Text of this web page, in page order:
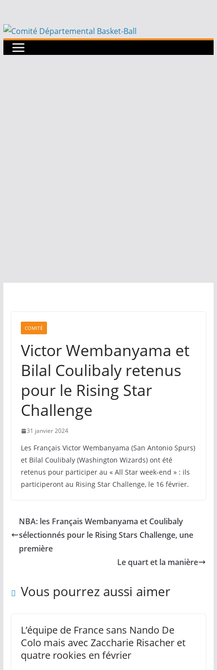
au
contenu
COMITÉ
Victor Wembanyama et
Bilal Coulibaly retenus
pour le Rising Star
Challenge
31 janvier 2024
Les Français Victor Wembanyama (San Antonio Spurs)
et Bilal Coulibaly (Washington Wizards) ont été
retenus pour participer au « All Star week-end » : ils
participeront au Rising Star Challenge, le 16 février.
NBA: les Français Wembanyama et Coulibaly
sélectionnés pour le Rising Stars Challenge, une
première
Le quart et la manière
Vous pourrez aussi aimer
L’équipe de France sans Nando De
Colo mais avec Zaccharie Risacher et
quatre rookies en février